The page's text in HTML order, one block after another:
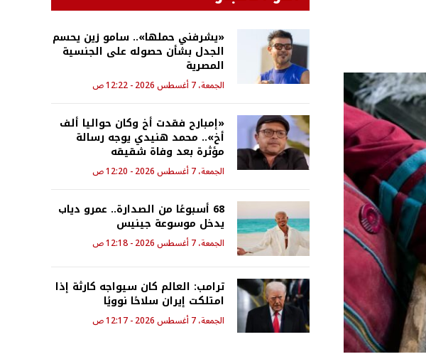
«يشرفني حملها».. سامو زين يحسم
الجدل بشأن حصوله على الجنسية
المصرية
الجمعة، 7 أغسطس 2026 - 12:22 ص
«إمبارح فقدت أخ وكان حواليا ألف
أخ».. محمد هنيدي يوجه رسالة
مؤثرة بعد وفاة شقيقه
الجمعة، 7 أغسطس 2026 - 12:20 ص
68 أسبوعًا من الصدارة.. عمرو دياب
يدخل موسوعة جينيس
الجمعة، 7 أغسطس 2026 - 12:18 ص
ترامب: العالم كان سيواجه كارثة إذا
امتلكت إيران سلاحًا نوويًا
الجمعة، 7 أغسطس 2026 - 12:17 ص